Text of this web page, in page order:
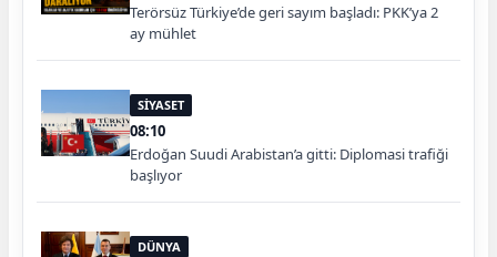
Terörsüz Türkiye’de geri sayım başladı: PKK’ya 2
ay mühlet
SİYASET
08:10
Erdoğan Suudi Arabistan’a gitti: Diplomasi trafiği
başlıyor
DÜNYA